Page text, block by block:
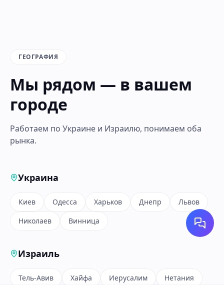
ГЕОГРАФИЯ
Мы рядом — в вашем
городе
Работаем по Украине и Израилю, понимаем оба
рынка.
Украина
Киев Одесса Харьков Днепр
Львов
Николаев
Винница
Израиль
Тель-Авив Хайфа Иерусалим Нетания